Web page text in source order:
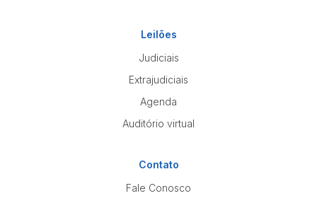
Leilões
Judiciais
Extrajudiciais
Agenda
Auditório virtual
Contato
Fale Conosco